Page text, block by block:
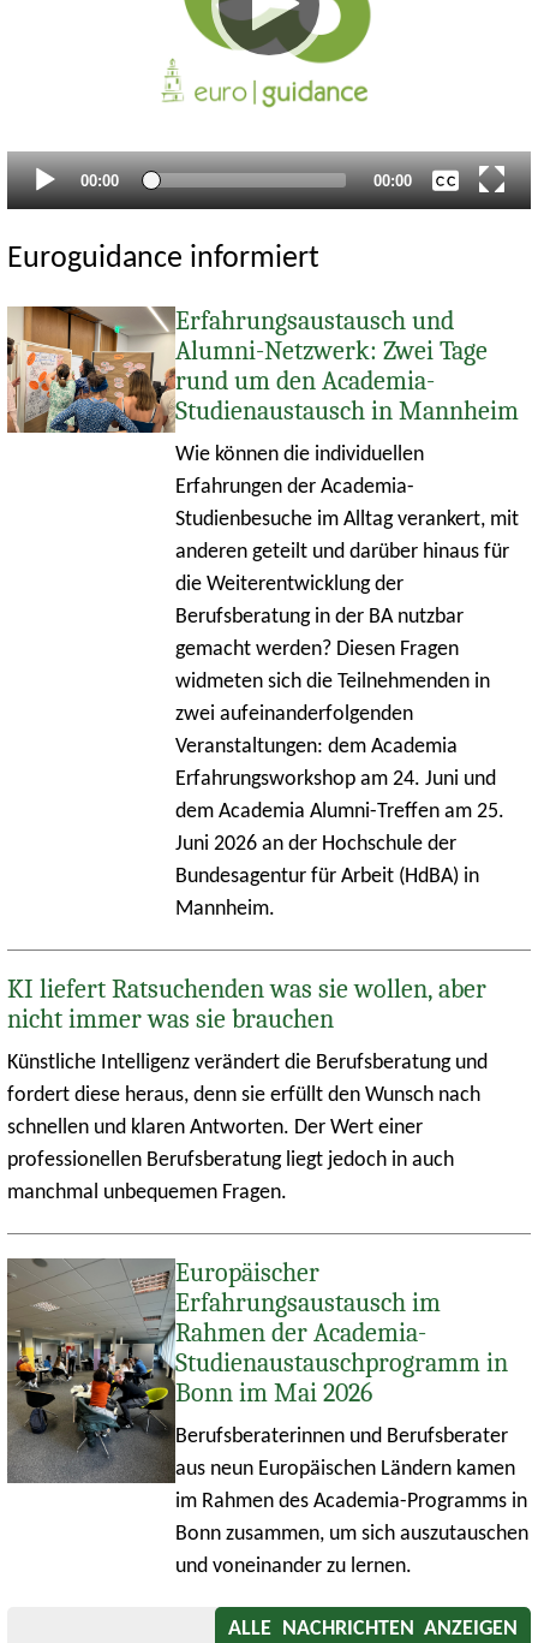
Aktueller
Zeitpunkt
00:00 Gesamtlaufzeit
00:00
Euroguidance informiert
Erfahrungsaustausch und
Alumni-Netzwerk: Zwei Tage
rund um den Academia-
Studienaustausch in Mannheim
Wie können die individuellen
Erfahrungen der Academia-
Studienbesuche im Alltag verankert, mit
anderen geteilt und darüber hinaus für
die Weiterentwicklung der
Berufsberatung in der BA nutzbar
gemacht werden? Diesen Fragen
widmeten sich die Teilnehmenden in
zwei aufeinanderfolgenden
Veranstaltungen: dem Academia
Erfahrungsworkshop am 24. Juni und
dem Academia Alumni-Treffen am 25.
Juni 2026 an der Hochschule der
Bundesagentur für Arbeit (HdBA) in
Mannheim.
KI liefert Ratsuchenden was sie wollen, aber
nicht immer was sie brauchen
Künstliche Intelligenz verändert die Berufsberatung und
fordert diese heraus, denn sie erfüllt den Wunsch nach
schnellen und klaren Antworten. Der Wert einer
professionellen Berufsberatung liegt jedoch in auch
manchmal unbequemen Fragen.
Europäischer
Erfahrungsaustausch im
Rahmen der Academia-
Studienaustauschprogramm in
Bonn im Mai 2026
Berufsberaterinnen und Berufsberater
aus neun Europäischen Ländern kamen
im Rahmen des Academia-Programms in
Bonn zusammen, um sich auszutauschen
und voneinander zu lernen.
ALLE NACHRICHTEN ANZEIGEN